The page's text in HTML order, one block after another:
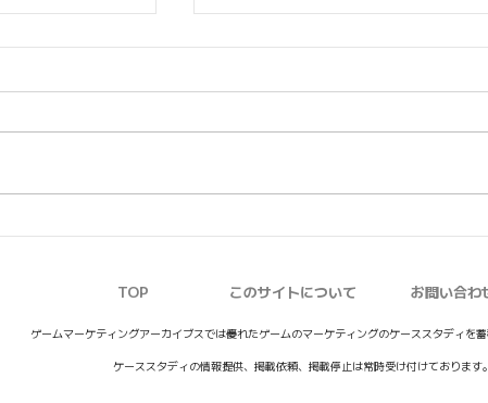
な冒険オラ
キャンペーン
【アークナイツ：エンドフィ
登録イベント「最終準備」開
TOP このサイトについて お問い合わ
ゲームマーケティングアーカイブスでは優れたゲームのマーケティングのケーススタディを
ケーススタディの情報提供、掲載依頼、掲載停止は常時受け付けております。